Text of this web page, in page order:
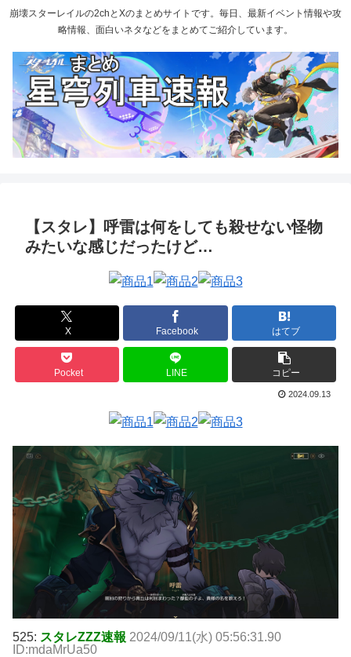
崩壊スターレイルの2chとXのまとめサイトです。毎日、最新イベント情報や攻
略情報、面白いネタなどをまとめてご紹介しています。
【スタレ】呼雷は何をしても殺せない怪物
みたいな感じだったけど…
X Facebook はてブ
Pocket LINE コピー
2024.09.13
525: スタレZZZ速報 2024/09/11(水) 05:56:31.90
ID:mdaMrUa50